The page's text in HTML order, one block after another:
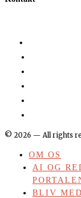
© 2026 — All rights
OM OS
AI OG
BLIV